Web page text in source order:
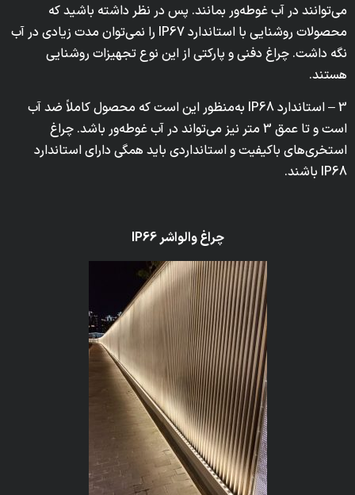
می‌توانند در آب غوطه‌ور بمانند. پس در نظر داشته باشید که
محصولات روشنایی با استاندارد IP67 را نمی‌توان مدت زیادی در آب
نگه داشت. چراغ دفنی و پارکتی از این نوع تجهیزات روشنایی
هستند.
3 – استاندارد IP68 به‌منظور این است که محصول کاملاً ضد آب
است و تا عمق 3 متر نیز می‌تواند در آب غوطه‌ور باشد. چراغ
استخری‌های باکیفیت و استانداردی باید همگی دارای استاندارد
IP68 باشند.
چراغ والواشرIP66